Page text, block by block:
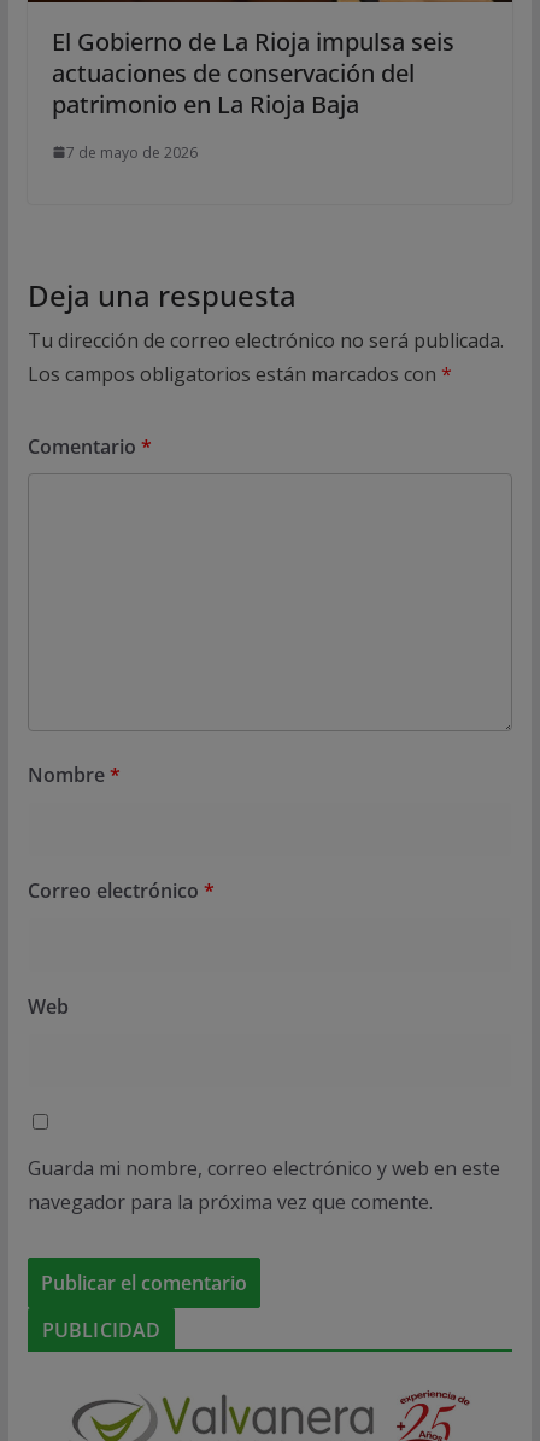
El Gobierno de La Rioja impulsa seis
actuaciones de conservación del
patrimonio en La Rioja Baja
7 de mayo de 2026
Deja una respuesta
Tu dirección de correo electrónico no será publicada.
Los campos obligatorios están marcados con *
Comentario *
Nombre*
Correo electrónico *
Web
Guarda mi nombre, correo electrónico y web en este
navegador para la próxima vez que comente.
PUBLICIDAD